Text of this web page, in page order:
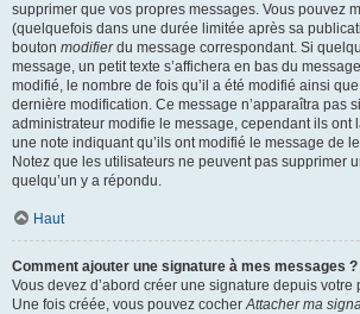
supprimer que vos propres messages. Vous pouvez
(quelquefois dans une durée limitée après sa
bouton modifierdu message correspondant. Si
message, un petit texte s’affichera en bas du
modifié, le nombre de fois qu’il a été modifié ainsi
dernière modification. Ce message n’apparaîtra pas
administrateur modifie le message, cependant ils ont
une note indiquant qu’ils ont modifié le message de
Notez que les utilisateurs ne peuvent pas supprimer
quelqu’un y a répondu.
Haut
Comment ajouter une signature à mes messages ?
Vous devez d’abord créer une signature depuis votre
Une fois créée, vous pouvez cocherAttacher ma